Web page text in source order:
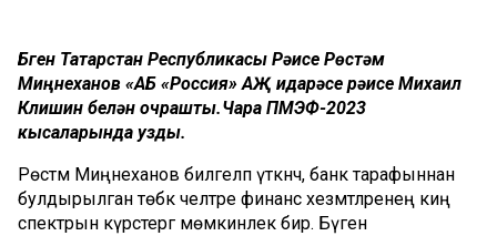
Бүген Татарстан Республикасы Рәисе Рөстәм
Миңнеханов «АБ «Россия» АҖ идарәсе рәисе Михаил
Клишин белән очрашты.Чара ПМЭФ-2023
кысаларында узды.
Рөстәм Миңнеханов билгеләп үткәнчә, банк тарафыннан
булдырылган төбәк челтәре финанс хезмәтләренең киң
спектрын күрсәтергә мөмкинлек бирә. Бүген